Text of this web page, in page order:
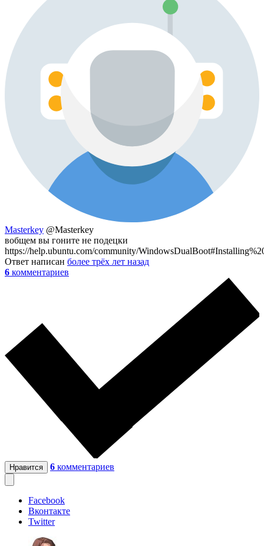
Masterkey @Masterkey
вобщем вы гоните не подецки
https://help.ubuntu.com/community/
Ответ написан более трёх лет назад
6 комментариев
Нравится 6 комментариев
Facebook
Вконтакте
Twitter